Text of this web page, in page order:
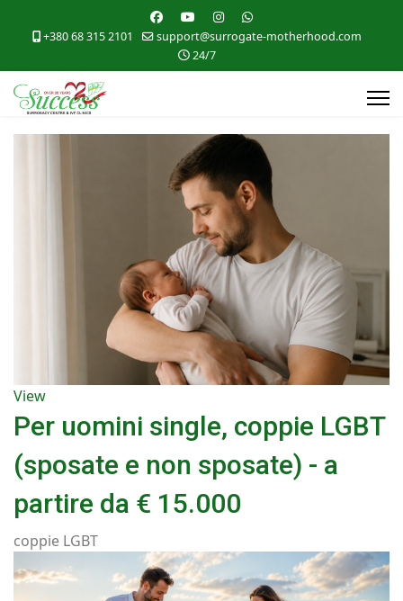
+380 68 315 2101
support@surrogate-motherhood.com
24/7
View
Per uomini single, coppie LGBT
(sposate e non sposate) - a
partire da € 15.000
coppie LGBT